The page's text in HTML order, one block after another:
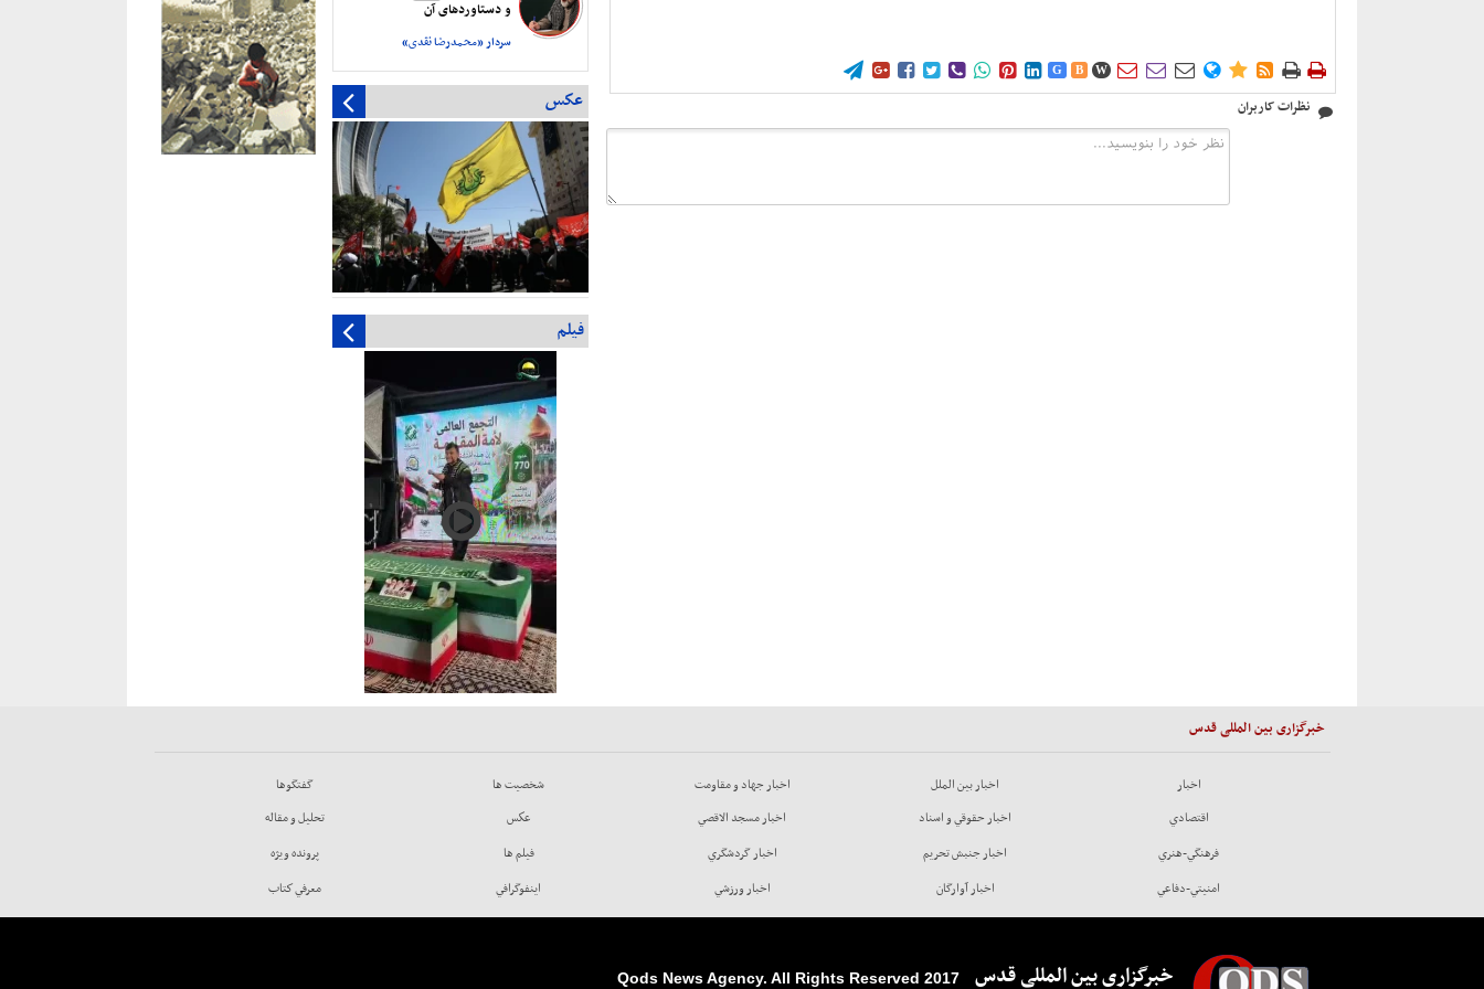
        G B W        
نظرات کاربران
و دستاورد‌های آن
سردار «محمدرضا نقدی»
عکس
فیلم
خبرگزاری بین المللی قدس
اخبار
اقتصادي
فرهنگي-هنري
امنيتي-دفاعي
اخبار بين الملل
اخبار حقوقي و اسناد
اخبار جنبش تحريم
اخبار آوارگان
اخبار جهاد و مقاومت
اخبار مسجد الاقصي
اخبار گردشگري
اخبار ورزشي
شخصيت ها
عكس
فيلم ها
اينفوگرافي
گفتگوها
تحليل و مقاله
پرونده ويژه
معرفي كتاب
خبرگزاری بین المللی قدس 2017 Qods News Agency. All Rights Reserved